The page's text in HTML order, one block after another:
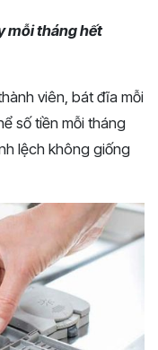
mỗi tháng hết
viên, bát đĩa mỗi
số tiền mỗi tháng
lệch không giống